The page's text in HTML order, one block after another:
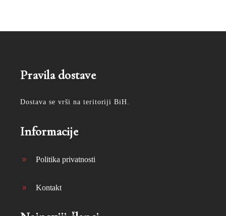
Pravila dostave
Dostava se vrši na teritoriji BiH.
Informacije
Politika privatnosti
Kontakt